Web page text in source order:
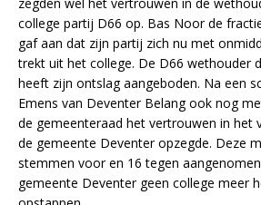
college partij D66 op. Bas Noor de
gaf aan dat zijn partij zich nu met
trekt uit het college. De D66 wethouder
heeft zijn ontslag aangeboden. Na een
Emens van Deventer Belang ook nog
de gemeenteraad het vertrouwen in het
de gemeente Deventer opzegde. Deze
stemmen voor en 16 tegen
gemeente Deventer geen college meer